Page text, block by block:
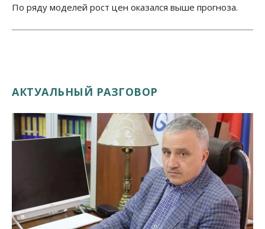
По ряду моделей рост цен оказался выше прогноза.
АКТУАЛЬНЫЙ РАЗГОВОР